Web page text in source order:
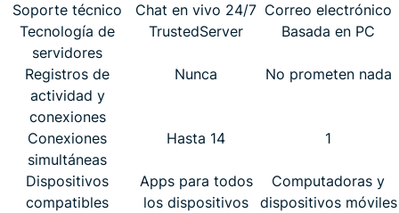
Soporte técnico Chat en vivo 24/7 Correo electrónico
Tecnología de
servidores
TrustedServer Basada en PC
Registros de
actividad y
conexiones
Nunca No prometen nada
Conexiones
simultáneas
Hasta 14 1
Dispositivos
compatibles
Apps para todos
los dispositivos
Computadoras y
dispositivos móviles